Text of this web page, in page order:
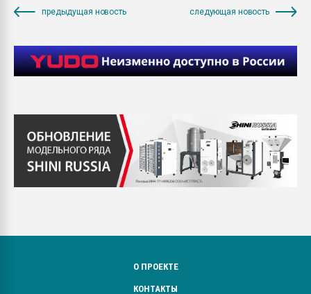
предыдущая новость следующая новость
О ПРОЕКТЕ
КОНТАКТЫ